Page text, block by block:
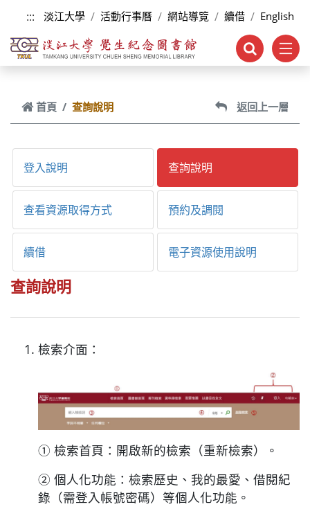
跳到主要內容
::: 淡江大學 活動行事曆 網站導覽 續借 English
首頁 查詢說明 返回上一層
登入說明 查詢說明
查看資源取得方式 預約及調閱
續借 電子資源使用說明
查詢說明
檢索介面：
① 檢索首頁：開啟新的檢索（重新檢索）。
② 個人化功能：檢索歷史、我的最愛、借閱紀
錄（需登入帳號密碼）等個人化功能。